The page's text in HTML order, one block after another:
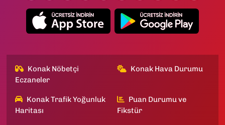
Konak Nöbetçi
Eczaneler
Konak Hava Durumu
Konak Trafik Yoğunluk
Haritası
Puan Durumu ve
Fikstür